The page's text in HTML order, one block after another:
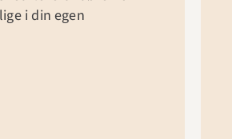
i din egen